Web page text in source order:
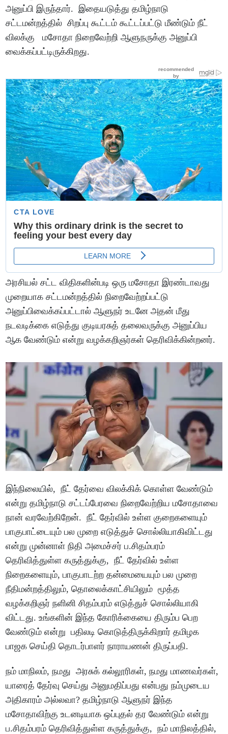
அனுப்பி இருந்தார். இதையடுத்து தமிழ்நாடு
சட்டமன்றத்தில் சிறப்பு கூட்டம் கூட்டப்பட்டு மீண்டும் நீட்
விலக்கு மசோதா நிறைவேற்றி ஆளுநருக்கு அனுப்பி
வைக்கப்பட்டிருக்கிறது.
அரசியல் சட்ட விதிகளின்படி ஒரு மசோதா இரண்டாவது
முறையாக சட்டமன்றத்தில் நிறைவேற்றப்பட்டு
அனுப்பிவைக்கப்பட்டால் ஆளுநர் உடனே அதன் மீது
நடவடிக்கை எடுத்து குடியரசுத் தலைவருக்கு அனுப்பிய
ஆக வேண்டும் என்று வழக்கறிஞர்கள் தெரிவிக்கின்றனர்.
இந்நிலையில், நீட் தேர்வை விலக்கிக் கொள்ள வேண்டும்
என்று தமிழ்நாடு சட்டப்பேரவை நிறைவேற்றிய மசோதாவை
நான் வரவேற்கிறேன். நீட் தேர்வில் உள்ள குறைகளையும்
பாகுபாட்டையும் பல முறை எடுத்துச் சொல்லியாகிவிட்டது
என்று முன்னாள் நிதி அமைச்சர் ப.சிதம்பரம்
தெரிவித்துள்ள கருத்துக்கு, நீட் தேர்வில் உள்ள
நிறைகளையும், பாகுபாடற்ற தன்மையையும் பல முறை
நீதிமன்றத்திலும், தொலைக்காட்சியிலும் மூத்த
வழக்கறிஞர் நளினி சிதம்பரம் எடுத்துச் சொல்லியாகி
விட்டது. உங்களின் இந்த கோரிக்கையை திரும்ப பெற
வேண்டும் என்று பதிலடி கொடுத்திருக்கிறார் தமிழக
பாஜக செய்தி தொடர்பாளர் நாராயணன் திருப்பதி.
நம் மாநிலம், நமது அரசுக் கல்லூரிகள், நமது மாணவர்கள்,
யாரைத் தேர்வு செய்து அனுமதிப்பது என்பது நம்முடைய
அதிகாரம் அல்லவா? தமிழ்நாடு ஆளுநர் இந்த
மசோதாவிற்கு உடனடியாக ஒப்புதல் தர வேண்டும் என்று
ப.சிதம்பரம் தெரிவித்துள்ள கருத்துக்கு, நம் மாநிலத்தில்,